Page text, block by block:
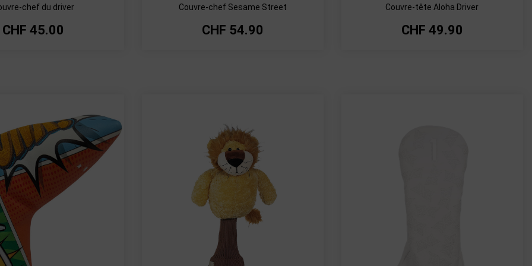
chef du driver
CHF 45.00
Couvre-chef Sesame Street
CHF 54.90
Couvre-tête Aloha Driver
CHF 49.90